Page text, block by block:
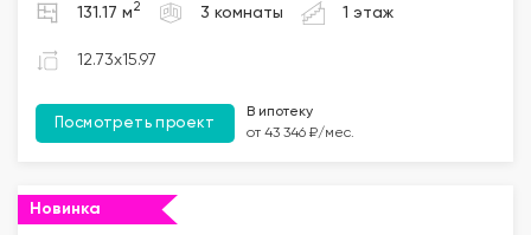
131.17 м 2 3 комнаты 1 этаж
12.73x15.97
Посмотреть проект
В ипотеку
от 43 346 ₽/мес.
Новинка